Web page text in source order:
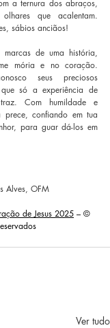
a ternura dos abraços,
que acalentam.
sábios anciãos!
de uma história,
mória e no coração.
seus preciosos
que só a experiência de
Com humildade e
prece, confiando em tua
para guar dá-los em
Alves, OFM
de Jesus 2025 – ©
Ver tudo